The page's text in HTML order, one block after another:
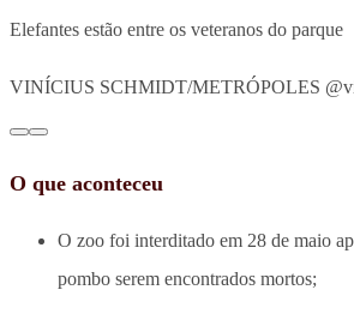
Elefantes estão entre os veteranos do parque
VINÍCIUS SCHMIDT/METRÓPOLES
O que aconteceu
O zoo foi interditado em 28 de maio
pombo serem encontrados mortos;